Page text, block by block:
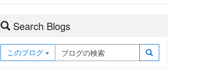
Search Blogs
このブログ